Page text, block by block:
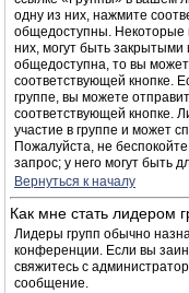
одну из них, нажмите
общедоступны. Некоторые
них, могут быть
общедоступна, то вы
соответствующей кнопке.
группе, вы можете
соответствующей кнопке.
участие в группе и может
Пожалуйста, не
запрос; у него могут быть
Вернуться к началу
Как мне стать лидером
Лидеры групп обычно
конференции. Если вы
свяжитесь с
сообщение.